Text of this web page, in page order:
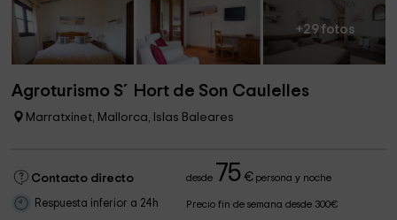
+29 fotos
Agroturismo S´Hort de Son Caulelles
Marratxinet, Mallorca, Islas Baleares
Contacto directo desde 75 €persona y noche
Respuesta inferior a 24h Precio fin de semana desde 300€